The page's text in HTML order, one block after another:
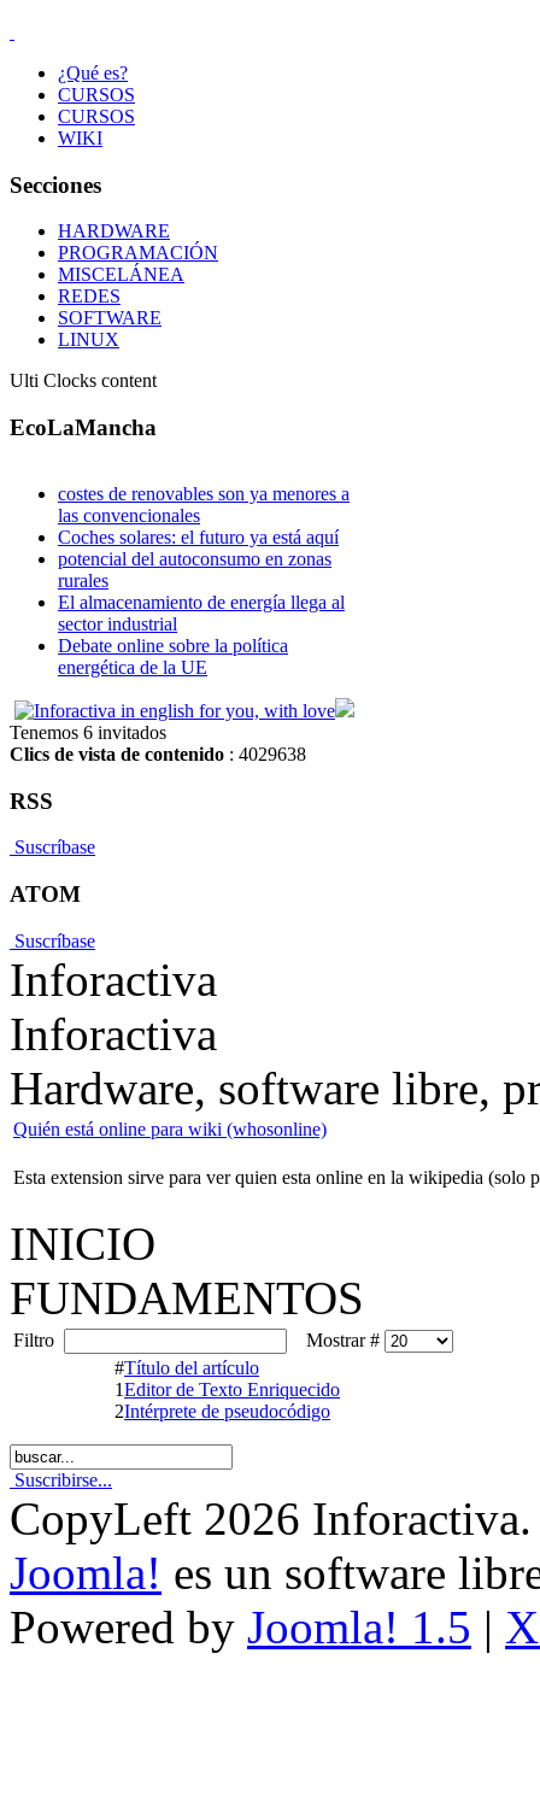
¿Qué es?
CURSOS
CURSOS
WIKI
Secciones
HARDWARE
PROGRAMACIÓN
MISCELÁNEA
REDES
SOFTWARE
LINUX
Ulti Clocks content
EcoLaMancha
costes de renovables son ya menores a
las convencionales
Coches solares: el futuro ya está aquí
potencial del autoconsumo en zonas
rurales
El almacenamiento de energía llega al
sector industrial
Debate online sobre la política
energética de la UE
Tenemos 6 invitados
Clics de vista de contenido : 4029638
RSS
Suscríbase
ATOM
Suscríbase
Inforactiva
Inforactiva
Hardware, software libre,
Quién está online para wiki (whosonline)
Esta extension sirve para ver quien esta online en la wikipedia (solo
INICIO
FUNDAMENTOS
Filtro
Mostrar #
#Título del artículo
1Editor de Texto Enriquecido
2Intérprete de pseudocódigo
Suscribirse...
CopyLeft 2026 Inforactiva.
Joomla! es un software
Powered by Joomla! 1.5 |